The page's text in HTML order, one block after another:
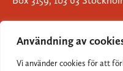
Användning av
Vi använder cookies för att
Om